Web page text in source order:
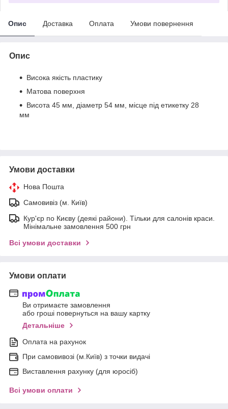
Опис Доставка Оплата Умови повернення
Опис
Висока якість пластику
Матова поверхня
Висота 45 мм, діаметр 54 мм, місце під етикетку 28
мм
Умови доставки
Нова Пошта
Самовивіз (м. Київ)
Кур'єр по Києву (деякі райони). Тільки для салонів краси.
Мінімальне замовлення 500 грн
Всі умови доставки
Умови оплати
Ви отримаєте замовлення
або гроші повернуться на вашу картку
Детальніше
Оплата на рахунок
При самовивозі (м.Київ) з точки видачі
Виставлення рахунку (для юросіб)
Всі умови оплати